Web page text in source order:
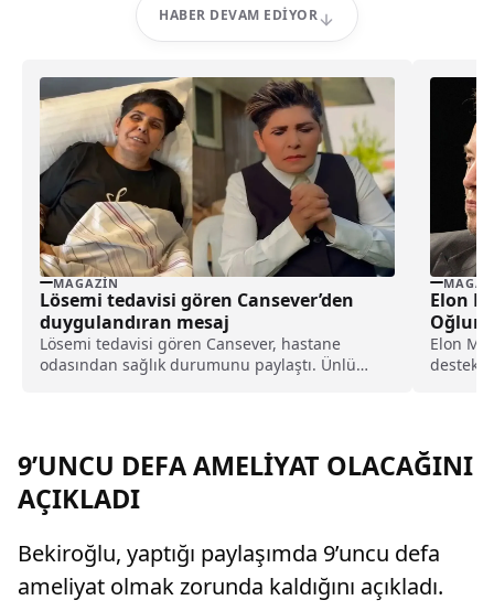
HABER DEVAM EDIYOR
MAGAZIN
Lösemi tedavisi gören Cansever’den
duygulandıran mesaj
Lösemi tedavisi gören Cansever, hastane
odasından sağlık durumunu paylaştı. Ünlü
Elon
Elon
destek
9’UNCU DEFA AMELİYAT OLACAĞINI
AÇIKLADI
Bekiroğlu, yaptığı paylaşımda 9’uncu defa
ameliyat olmak zorunda kaldığını açıkladı.